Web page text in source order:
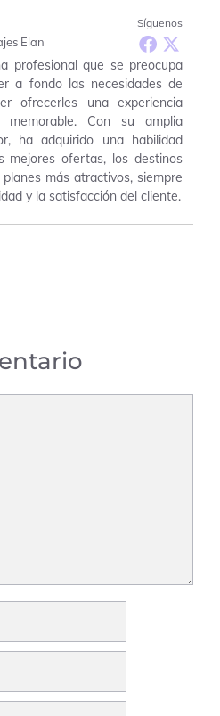
Síguenos
Elan
profesional que se preocupa
a fondo las necesidades de
ofrecerles una experiencia
memorable. Con su amplia
ha adquirido una habilidad
mejores ofertas, los destinos
más atractivos, siempre
y la satisfacción del cliente.